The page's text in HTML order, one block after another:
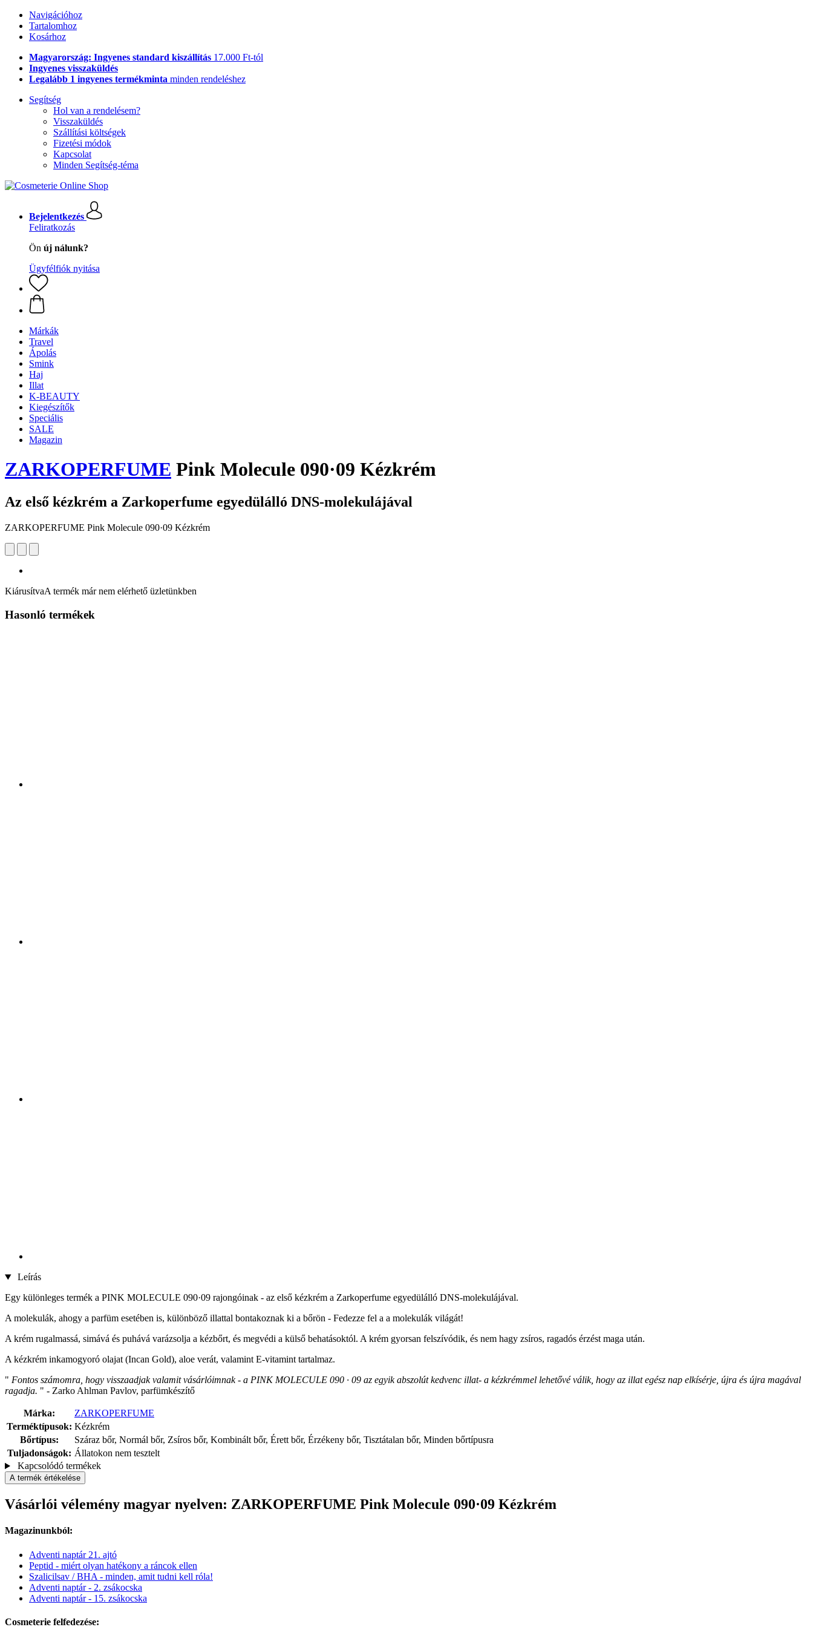
Navigációhoz
Tartalomhoz
Kosárhoz
Magyarország: Ingyenes standard kiszállítás 17.000 Ft-tól
Ingyenes visszaküldés
Legalább 1 ingyenes termékminta minden rendeléshez
Segítség
Hol van a rendelésem?
Visszaküldés
Szállítási költségek
Fizetési módok
Kapcsolat
Minden Segítség-téma
Bejelentkezés
Feliratkozás
Ön új nálunk?
Ügyfélfiók nyitása
Márkák
Travel
Ápolás
Smink
Haj
Illat
K-BEAUTY
Kiegészítők
Speciális
SALE
Magazin
ZARKOPERFUME Pink Molecule 090·09 Kézkrém
Az első kézkrém a Zarkoperfume egyedülálló DNS-molekulájával
ZARKOPERFUME Pink Molecule 090·09 Kézkrém
KiárusítvaA termék már nem elérhető üzletünkben
Hasonló termékek
Leírás
Egy különleges termék a PINK MOLECULE 090·09 rajongóinak - az első kézkrém a Zarkoperfume egyedülálló DNS-molekulájával.
A molekulák, ahogy a parfüm esetében is, különböző illattal bontakoznak ki a bőrön - Fedezze fel a a molekulák világát!
A krém rugalmassá, simává és puhává varázsolja a kézbőrt, és megvédi a külső behatásoktól. A krém gyorsan felszívódik, és nem hagy zsíros, ragadós érzést maga után.
A kézkrém inkamogyoró olajat (Incan Gold), aloe verát, valamint E-vitamint tartalmaz.
" Fontos számomra, hogy visszaadjak valamit vásárlóimnak - a PINK MOLECULE 090 · 09 az egyik abszolút kedvenc illat- a kézkrémmel lehetővé válik, hogy az illat egész nap elkísérje, újra és újra magával
ragadja. " - Zarko Ahlman Pavlov, parfümkészítő
Márka:
ZARKOPERFUME
Terméktípusok: Kézkrém
Bőrtípus:
Száraz bőr, Normál bőr, Zsíros bőr, Kombinált bőr, Érett bőr, Érzékeny bőr, Tisztátalan bőr, Minden bőrtípusra
Tuljadonságok: Állatokon nem tesztelt
Kapcsolódó termékek
A termék értékelése
Vásárlói vélemény magyar nyelven: ZARKOPERFUME Pink Molecule 090·09 Kézkrém
Magazinunkból:
Adventi naptár 21. ajtó
Peptid - miért olyan hatékony a ráncok ellen
Szalicilsav / BHA - minden, amit tudni kell róla!
Adventi naptár - 2. zsákocska
Adventi naptár - 15. zsákocska
Cosmeterie felfedezése: